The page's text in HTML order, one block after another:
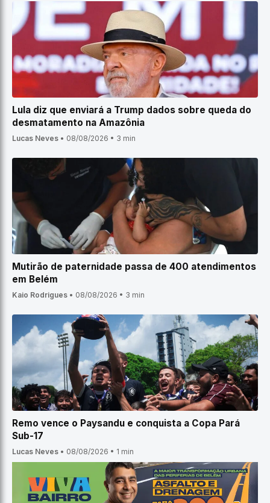
Lula diz que enviará a Trump dados sobre queda do
desmatamento na Amazônia
Lucas Neves • 08/08/2026 • 3 min
Mutirão de paternidade passa de 400 atendimentos
em Belém
Kaio Rodrigues • 08/08/2026 • 3 min
Remo vence o Paysandu e conquista a Copa Pará
Sub-17
Lucas Neves • 08/08/2026 • 1 min